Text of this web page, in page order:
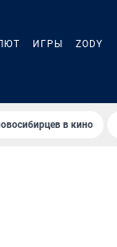
ИГРЫ ZODY
в кино